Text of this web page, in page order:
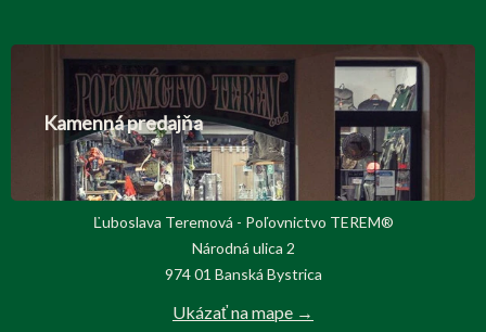
Kamenná predajňa
Ľuboslava Teremová - Poľovnictvo TEREM®
Národná ulica 2
974 01 Banská Bystrica
Ukázať na mape →